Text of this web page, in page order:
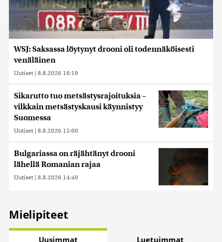
WSJ: Saksassa löytynyt drooni oli todennäköisesti
venäläinen
Uutiset | 8.8.2026 16:19
Sikarutto tuo metsästysrajoituksia –
vilkkain metsästyskausi käynnistyy
Suomessa
Uutiset | 8.8.2026 15:00
Bulgariassa on räjähtänyt drooni
lähellä Romanian rajaa
Uutiset | 8.8.2026 14:40
Mielipiteet
Uusimmat Luetuimmat